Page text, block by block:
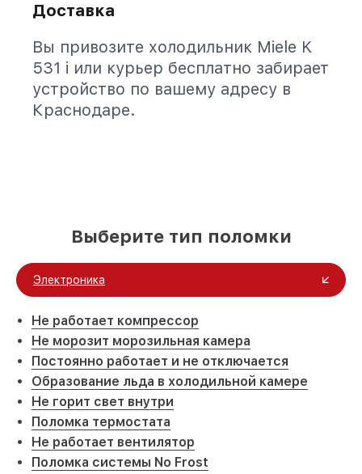
Доставка
Вы привозите холодильник Miele K
531 i или курьер бесплатно забирает
устройство по вашему адресу в
Краснодаре.
Выберите тип поломки
Электроника
Не работает компрессор
Не морозит морозильная камера
Постоянно работает и не отключается
Образование льда в холодильной камере
Не горит свет внутри
Поломка термостата
Не работает вентилятор
Поломка системы No Frost